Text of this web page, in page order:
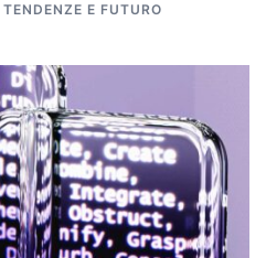
TENDENZE E FUTURO